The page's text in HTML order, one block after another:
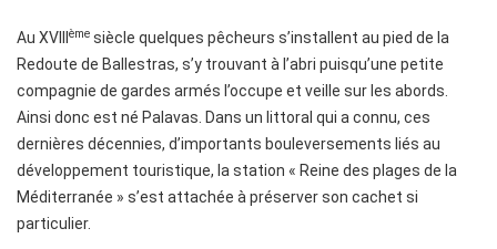
Au XVIII ème siècle quelques pêcheurs s’installent au pied de la
Redoute de Ballestras, s’y trouvant à l’abri puisqu’une petite
compagnie de gardes armés l’occupe et veille sur les abords.
Ainsi donc est né Palavas. Dans un littoral qui a connu, ces
dernières décennies, d’importants bouleversements liés au
développement touristique, la station « Reine des plages de la
Méditerranée » s’est attachée à préserver son cachet si
particulier.